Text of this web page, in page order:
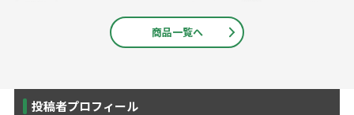
商品一覧へ
投稿者プロフィール